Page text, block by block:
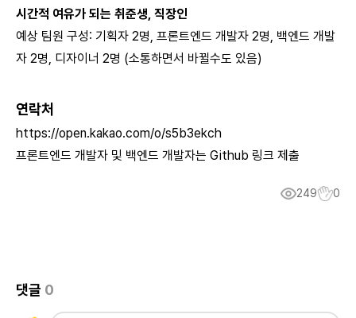
시간적 여유가 되는 취준생, 직장인
예상 팀원 구성: 기획자 2명, 프론트엔드 개발자 2명, 백엔드 개발
자 2명, 디자이너 2명 (소통하면서 바뀔수도 있음)
연락처
https://open.kakao.com/o/s5b3ekch
프론트엔드 개발자 및 백엔드 개발자는 Github 링크 제출
249 0
댓글 0